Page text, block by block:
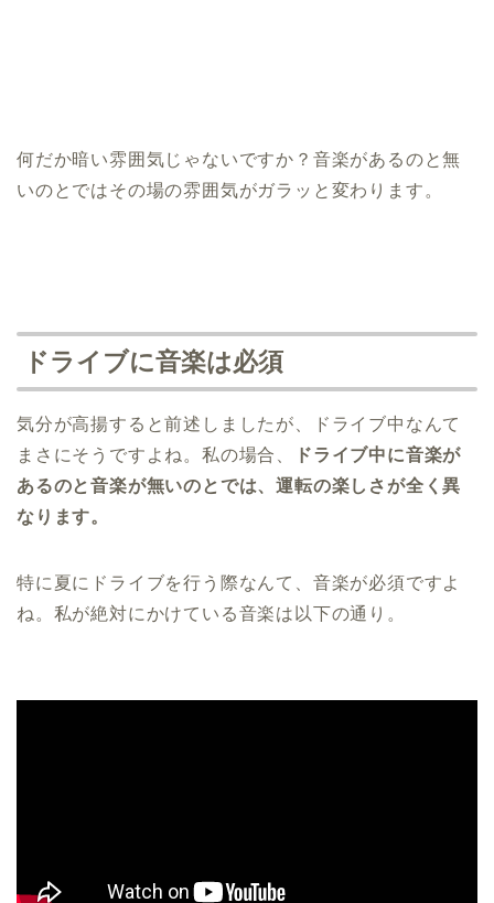
何だか暗い雰囲気じゃないですか？音楽があるのと無
いのとではその場の雰囲気がガラッと変わります。
ドライブに音楽は必須
気分が高揚すると前述しましたが、ドライブ中なんて
まさにそうですよね。私の場合、
ドライブ中に音楽が
あるのと音楽が無いのとでは、運転の楽しさが全く異
なります。
特に夏にドライブを行う際なんて、音楽が必須ですよ
ね。私が絶対にかけている音楽は以下の通り。